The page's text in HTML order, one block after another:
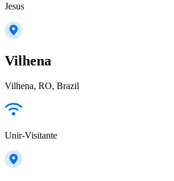
Jesus
Vilhena
Vilhena, RO, Brazil
Unir-Visitante